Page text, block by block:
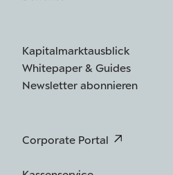
Kapitalmarktausblick
Whitepaper & Guides
Newsletter abonnieren
Corporate Portal